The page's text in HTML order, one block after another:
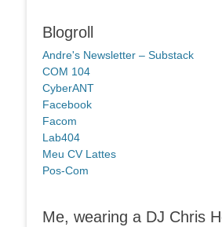
Blogroll
Andre's Newsletter – Substack
COM 104
CyberANT
Facebook
Facom
Lab404
Meu CV Lattes
Pos-Com
Me, wearing a DJ Chris